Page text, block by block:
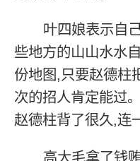
叶四娘表示自
些地方的山山水水
份地图,只要赵德柱
次的招人肯定能过
赵德柱背了很久,连
高大毛拿了钱